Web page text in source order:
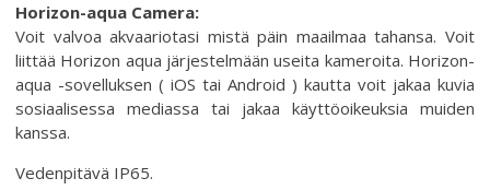
Horizon-aqua Camera:
Voit valvoa akvaariotasi mistä päin maailmaa tahansa. Voit
liittää Horizon aqua järjestelmään useita kameroita. Horizon-
aqua -sovelluksen ( iOS tai Android ) kautta voit jakaa kuvia
sosiaalisessa mediassa tai jakaa käyttöoikeuksia muiden
kanssa.
Vedenpitävä IP65.